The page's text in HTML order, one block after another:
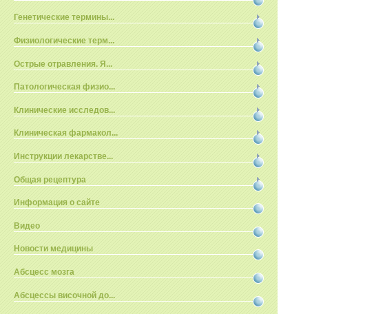
Генетические термины...
Физиологические терм...
Острые отравления. Я...
Патологическая физио...
Клинические исследов...
Клиническая фармакол...
Инструкции лекарстве...
Общая рецептура
Информация о сайте
Видео
Новости медицины
Абсцесс мозга
Абсцессы височной до...